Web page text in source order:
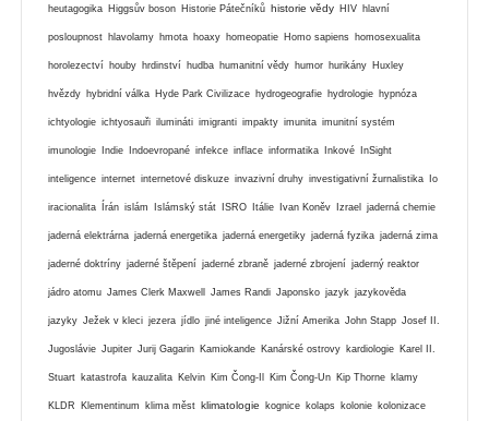
heutagogika Higgsův boson Historie Pátečníků historie vědy HIV hlavní
posloupnost hlavolamy hmota hoaxy homeopatie Homo sapiens homosexualita
horolezectví houby hrdinství hudba humanitní vědy humor hurikány Huxley
hvězdy hybridní válka Hyde Park Civilizace hydrogeografie hydrologie hypnóza
ichtyologie ichtyosauři ilumináti imigranti impakty imunita imunitní systém
imunologie Indie Indoevropané infekce inflace informatika Inkové InSight
inteligence internet internetové diskuze invazivní druhy investigativní žurnalistika Io
iracionalita Írán islám Islámský stát ISRO Itálie Ivan Koněv Izrael jaderná chemie
jaderná elektrárna jaderná energetika jaderná energetiky jaderná fyzika jaderná zima
jaderné doktríny jaderné štěpení jaderné zbraně jaderné zbrojení jaderný reaktor
jádro atomu James Clerk Maxwell James Randi Japonsko jazyk jazykověda
jazyky Ježek v kleci jezera jídlo jiné inteligence Jižní Amerika John Stapp Josef II.
Jugoslávie Jupiter Jurij Gagarin Kamiokande Kanárské ostrovy kardiologie Karel II.
Stuart katastrofa kauzalita Kelvin Kim Čong-Il Kim Čong-Un Kip Thorne klamy
KLDR Klementinum klima měst klimatologie kognice kolaps kolonie kolonizace